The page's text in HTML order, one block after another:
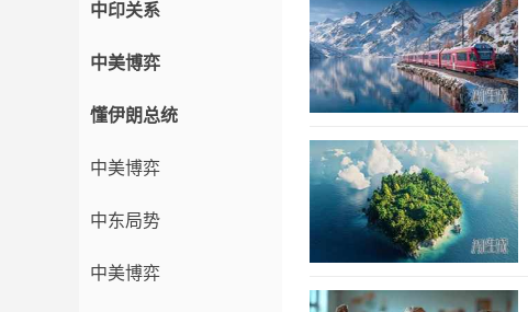
中印关系
中美博弈
懂伊朗总统
中美博弈
中东局势
中美博弈